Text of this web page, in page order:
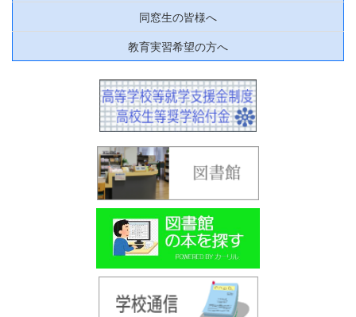
同窓生の皆様へ
教育実習希望の方へ